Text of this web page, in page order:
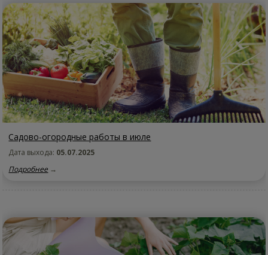
Садово-огородные работы в июле
Дата выхода: 05.07.2025
Подробнее →